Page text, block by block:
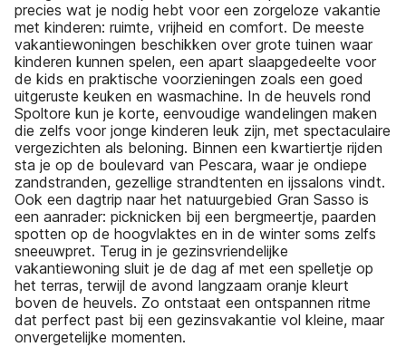
precies wat je nodig hebt voor een zorgeloze vakantie
met kinderen: ruimte, vrijheid en comfort. De meeste
vakantiewoningen beschikken over grote tuinen waar
kinderen kunnen spelen, een apart slaapgedeelte voor
de kids en praktische voorzieningen zoals een goed
uitgeruste keuken en wasmachine. In de heuvels rond
Spoltore kun je korte, eenvoudige wandelingen maken
die zelfs voor jonge kinderen leuk zijn, met spectaculaire
vergezichten als beloning. Binnen een kwartiertje rijden
sta je op de boulevard van Pescara, waar je ondiepe
zandstranden, gezellige strandtenten en ijssalons vindt.
Ook een dagtrip naar het natuurgebied Gran Sasso is
een aanrader: picknicken bij een bergmeertje, paarden
spotten op de hoogvlaktes en in de winter soms zelfs
sneeuwpret. Terug in je gezinsvriendelijke
vakantiewoning sluit je de dag af met een spelletje op
het terras, terwijl de avond langzaam oranje kleurt
boven de heuvels. Zo ontstaat een ontspannen ritme
dat perfect past bij een gezinsvakantie vol kleine, maar
onvergetelijke momenten.